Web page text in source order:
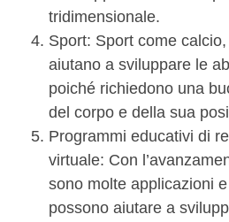
tridimensionale.
Sport: Sport come
aiutano a sviluppare le
poiché richiedono una
del corpo e della sua
Programmi educativi di
virtuale: Con
sono molte applicazioni
possono aiutare a